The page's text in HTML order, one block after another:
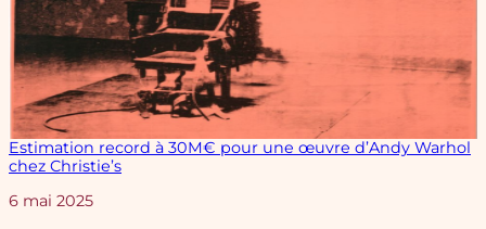
Estimation record à 30M€ pour une œuvre d’Andy Warhol
chez Christie’s
Date
6 mai 2025